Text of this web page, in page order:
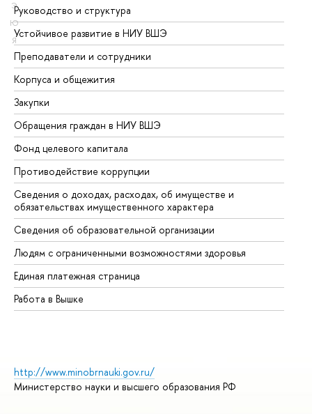
Э
Ю
Я
Руководство и структура
Устойчивое развитие в НИУ ВШЭ
Преподаватели и сотрудники
Корпуса и общежития
Закупки
Обращения граждан в НИУ ВШЭ
Фонд целевого капитала
Противодействие коррупции
Сведения о доходах, расходах, об имуществе и
обязательствах имущественного характера
Сведения об образовательной организации
Людям с ограниченными возможностями здоровья
Единая платежная страница
Работа в Вышке
http://www.minobrnauki.gov.ru/
Министерство науки и высшего образования РФ